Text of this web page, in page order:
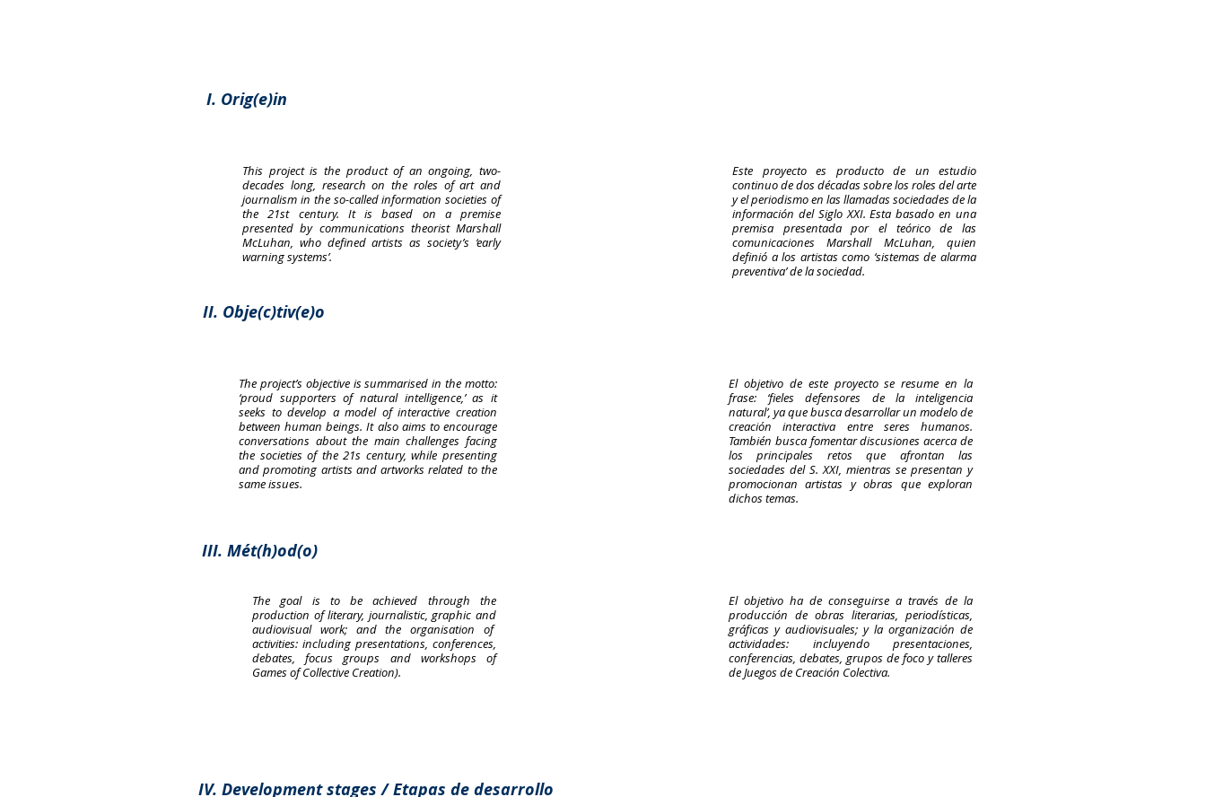
I. Orig(e)in
This project is the product of an ongoing, two-
decades long, research on the roles of art and
journalism in the so-called information societies of
the 21st century. It is based on a premise
presented by communications theorist Marshall
McLuhan, who defined artists as society’s ‘early
warning systems’.
Este proyecto es producto de un estudio
continuo de dos décadas sobre los roles del arte
y el periodismo en las llamadas sociedades de la
información del Siglo XXI. Esta basado en una
premisa presentada por el teórico de las
comunicaciones Marshall McLuhan, quien
definió a los artistas como ‘sistemas de alarma
preventiva’ de la sociedad.
II. Obje(c)tiv(e)o
The project’s objective is summarised in the motto:
‘proud supporters of natural intelligence,’ as it
seeks to develop a model of interactive creation
between human beings. It also aims to encourage
conversations about the main challenges facing
the societies of the 21s century, while presenting
and promoting artists and artworks related to the
same issues.
El objetivo de este proyecto se resume en la
frase: ‘fieles defensores de la inteligencia
natural’, ya que busca desarrollar un modelo de
creación interactiva entre seres humanos.
También busca fomentar discusiones acerca de
los principales retos que afrontan las
sociedades del S. XXI, mientras se presentan y
promocionan artistas y obras que exploran
dichos temas.
III. Mét(h)od(o)
The goal is to be achieved through the
production of literary, journalistic, graphic and
audiovisual work; and the organisation of
activities: including presentations, conferences,
debates, focus groups and workshops of
Games of Collective Creation).
El objetivo ha de conseguirse a través de la
producción de obras literarias, periodísticas,
gráficas y audiovisuales; y la organización de
actividades: incluyendo presentaciones,
conferencias, debates, grupos de foco y talleres
de Juegos de Creación Colectiva.
IV. Development stages / Etapas de desarrollo